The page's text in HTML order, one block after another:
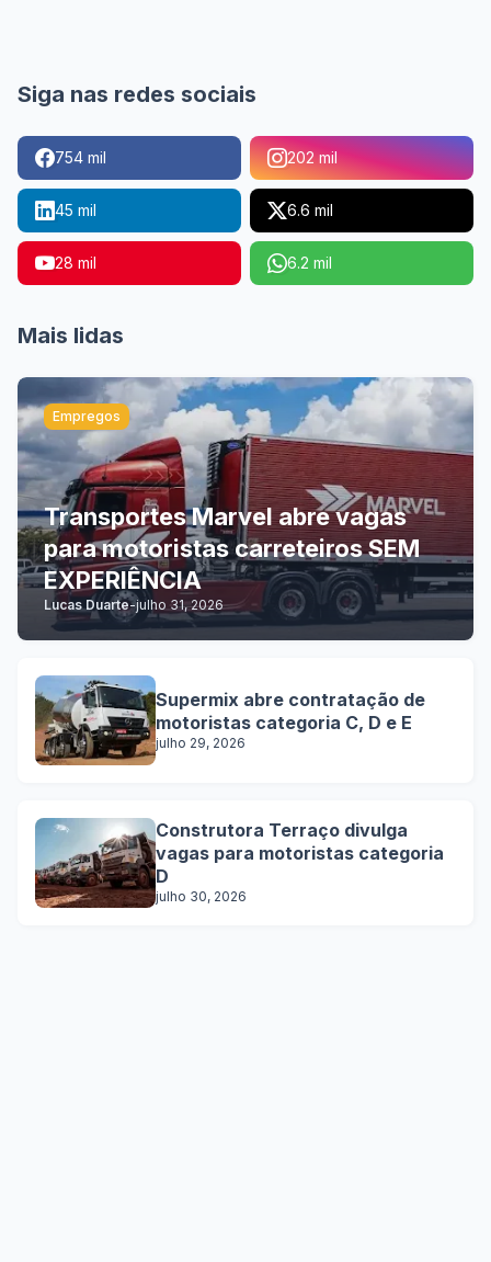
Siga nas redes sociais
754 mil 202 mil
45 mil 6.6 mil
28 mil 6.2 mil
Mais lidas
Empregos
Transportes Marvel abre vagas
para motoristas carreteiros SEM
EXPERIÊNCIA
Lucas Duarte-julho 31, 2026
Supermix abre contratação de
motoristas categoria C, D e E
julho 29, 2026
Construtora Terraço divulga
vagas para motoristas categoria
D
julho 30, 2026